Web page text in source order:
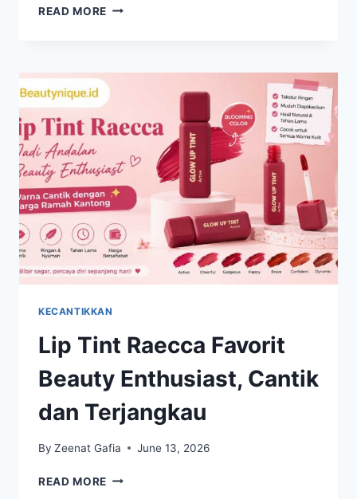
READ MORE JOVI
DI
MEDIA
APAKAH
KLAIMNYA?
KECANTIKKAN
Lip Tint Raecca Favorit
Beauty Enthusiast, Cantik
dan Terjangkau
By Zeenat Gafia June 13, 2026
READ MORE LIP